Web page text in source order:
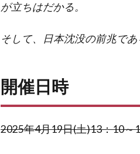
が立ちはだかる。
そして、日本沈没の前兆で
開催日時
2025年4月19日(土)13：10～